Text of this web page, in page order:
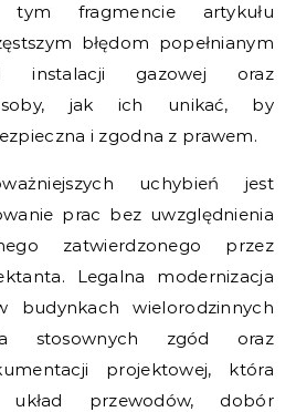
tym fragmencie artykułu
błędom popełnianym
instalacji gazowej oraz
jak ich unikać, by
i zgodna z prawem.
uchybień jest
prac bez uwzględnienia
zatwierdzonego przez
Legalna modernizacja
budynkach wielorodzinnych
stosownych zgód oraz
projektowej, która
układ przewodów, dobór